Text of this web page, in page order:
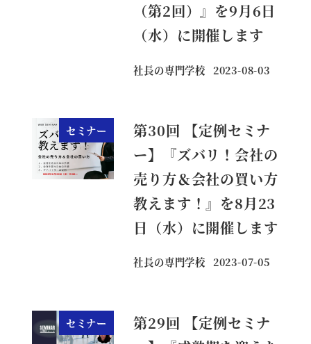
（第2回）』を9月6日
（水）に開催します
社長の専門学校
投稿日
2023-08-03
セミナー
第30回 【定例セミナ
ー】『ズバリ！会社の
売り方＆会社の買い方
教えます！』を8月23
日（水）に開催します
社長の専門学校
投稿日
2023-07-05
セミナー
第29回 【定例セミナ